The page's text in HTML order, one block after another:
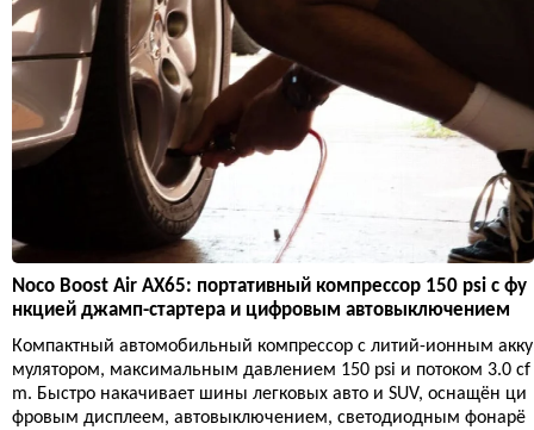
Noco Boost Air AX65: портативный компрессор 150 psi с фу
нкцией джамп-стартера и цифровым автовыключением
Компактный автомобильный компрессор с литий-ионным акку
мулятором, максимальным давлением 150 psi и потоком 3.0 cf
m. Быстро накачивает шины легковых авто и SUV, оснащён ци
фровым дисплеем, автовыключением, светодиодным фонарё